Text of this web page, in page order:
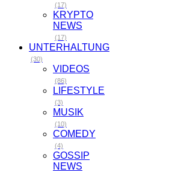
(17)
KRYPTO
NEWS
(17)
UNTERHALTUNG
(30)
VIDEOS
(86)
LIFESTYLE
(3)
MUSIK
(10)
COMEDY
(4)
GOSSIP
NEWS